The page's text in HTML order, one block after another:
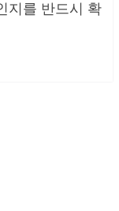
지를 반드시 확